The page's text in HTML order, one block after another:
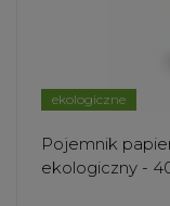
ekologiczne
Pojemnik
ekologiczny -